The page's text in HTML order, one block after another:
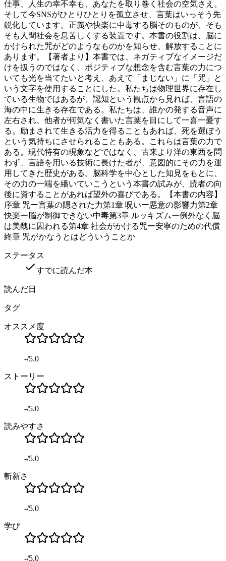
仕事、人生の幸不幸も、あなたを取り巻く社会の空気さえ。
そして今SNSがひとりひとりを孤立させ、言葉はいっそう先
鋭化しています。正義や快楽に中毒する脳そのものが、そも
そも人間社会を息苦しくする装置です。本書の役割は、脳に
かけられた咒がどのようなものかを知らせ、解放することに
あります。【著者より】本書では、ネガティブなイメージだ
けを扱うのではなく、ポジティブな想念を含む言葉の力につ
いても光を当てたいと考え、あえて「まじない」に「咒」と
いう文字を使用することにした。私たちは物理世界に存在し
ている生物ではあるが、認知という観点から見れば、言語の
海の中に生きる存在である。私たちは、誰かの発する音声に
左右され、他者が何気なく書いた言葉を目にして一喜一憂す
る。励まされて生きる活力を得ることもあれば、死を選ぼう
という気持ちにさせられることもある。これらは言葉の力で
ある。現代特有の現象などではなく、古来より洋の東西を問
わず、言語を用いる技術に長けた者が、意図的にその力を運
用してきた歴史がある。脳科学を中心とした知見をもとに、
その力の一端を繙いていこうという本書の試みが、読者の向
後に資することがあれば望外の喜びである。【本書の内容】
序章 咒ー言葉の隠された力第1章 呪いー悪意の影響力第2章
快楽ー脳が制御できない中毒第3章 ルッキズムー例外なく脳
は美醜に囚われる第4章 社会がかける咒ー安寧のための代償
終章 咒がかなうとはどういうことか
ステータス
すでに読んだ本
読んだ日
タグ
オススメ度
-/5.0
ストーリー
-/5.0
読みやすさ
-/5.0
斬新さ
-/5.0
学び
-/5.0